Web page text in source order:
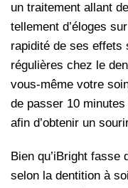
un traitement allant
tellement d’éloges
rapidité de ses effets
régulières chez le
vous-même votre
de passer 10
afin d’obtenir un
Bien qu’iBright
selon la dentition à